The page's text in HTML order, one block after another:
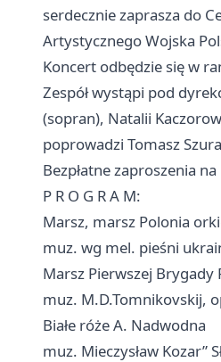
serdecznie zaprasza do
Artystycznego Wojska
Koncert odbędzie się w
Zespół wystąpi pod
(sopran), Natalii
poprowadzi Tomasz
Bezpłatne zaproszenia
P R O G R A M:
Marsz, marsz Polonia
muz. wg mel. pieśni
Marsz Pierwszej Brygady
muz. M.D.Tomnikovskij,
Białe róże A. Nadwodna
muz. Mieczysław Kozar”